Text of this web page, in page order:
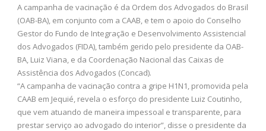
A campanha de vacinação é da Ordem dos Advogados do Brasil
(OAB-BA), em conjunto com a CAAB, e tem o apoio do Conselho
Gestor do Fundo de Integração e Desenvolvimento Assistencial
dos Advogados (FIDA), também gerido pelo presidente da OAB-
BA, Luiz Viana, e da Coordenação Nacional das Caixas de
Assistência dos Advogados (Concad).
“A campanha de vacinação contra a gripe H1N1, promovida pela
CAAB em Jequié, revela o esforço do presidente Luiz Coutinho,
que vem atuando de maneira impessoal e transparente, para
prestar serviço ao advogado do interior”, disse o presidente da